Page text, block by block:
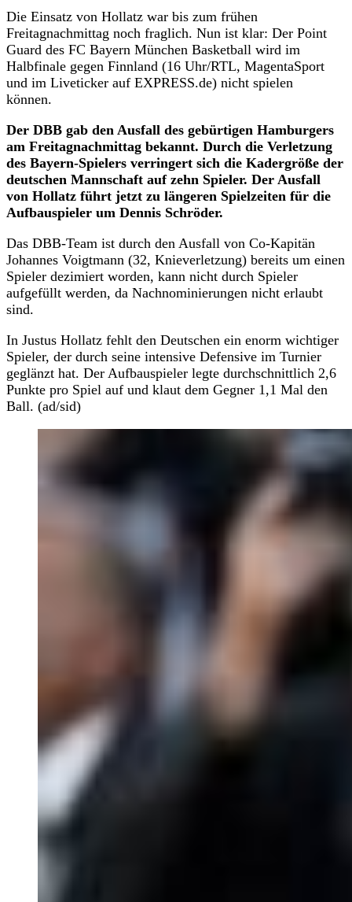
Die Einsatz von Hollatz war bis zum frühen
Freitagnachmittag noch fraglich. Nun ist klar: Der Point
Guard des FC Bayern München Basketball wird im
Halbfinale gegen Finnland (16 Uhr/RTL, MagentaSport
und im Liveticker auf EXPRESS.de) nicht spielen
können.
Der DBB gab den Ausfall des gebürtigen Hamburgers
am Freitagnachmittag bekannt. Durch die Verletzung
des Bayern-Spielers verringert sich die Kadergröße der
deutschen Mannschaft auf zehn Spieler. Der Ausfall
von Hollatz führt jetzt zu längeren Spielzeiten für die
Aufbauspieler um Dennis Schröder.
Das DBB-Team ist durch den Ausfall von Co-Kapitän
Johannes Voigtmann (32, Knieverletzung) bereits um einen
Spieler dezimiert worden, kann nicht durch Spieler
aufgefüllt werden, da Nachnominierungen nicht erlaubt
sind.
In Justus Hollatz fehlt den Deutschen ein enorm wichtiger
Spieler, der durch seine intensive Defensive im Turnier
geglänzt hat. Der Aufbauspieler legte durchschnittlich 2,6
Punkte pro Spiel auf und klaut dem Gegner 1,1 Mal den
Ball. (ad/sid)